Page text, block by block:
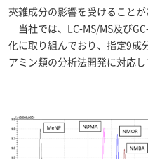
夾雑成分の影響を受けることが
当社では、LC-MS/MS及び
化に取り組んでおり、指定9成
アミン類の分析法開発に対応し